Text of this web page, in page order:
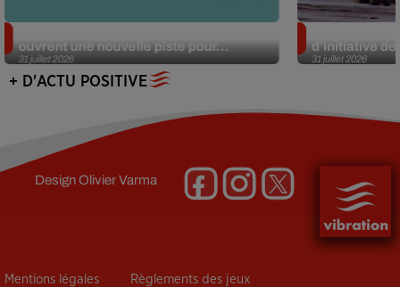
31 juillet 2026
ouvrent une nouvelle piste pour...
31 juillet 2026
d’initiative
+ D'ACTU POSITIVE
DesignOlivier Varma
Mentions légales Règlements des jeux